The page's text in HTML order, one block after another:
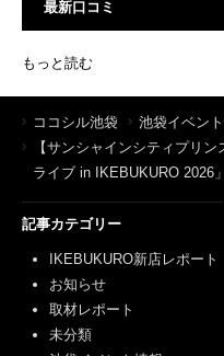
最新口コミ
もっと読む
ココシル池袋
池袋イベン
【サンシャインシティプリ
ライブ in IKEBUKURO 2026
記事カテゴリー
IKEBUKURO新店レポート
お知らせ
取材レポート
未分類